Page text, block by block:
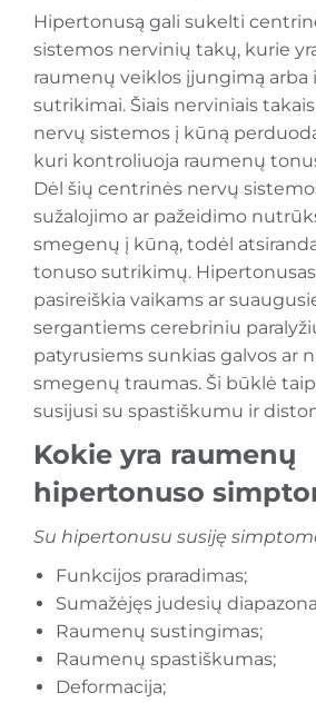
Hipertonusą gali sukelti
sistemos nervinių takų, kurie
raumenų veiklos įjungimą arba
sutrikimai. Šiais nerviniais
nervų sistemos į kūną
kuri kontroliuoja raumenų
Dėl šių centrinės nervų
sužalojimo ar pažeidimo
smegenų į kūną, todėl
tonuso sutrikimų.
pasireiškia vaikams ar
sergantiems cerebriniu
patyrusiems sunkias galvos ar
smegenų traumas. Ši būklė
susijusi su spastiškumu ir
Kokie yra raumenų
hipertonuso
Su hipertonusu susiję
Funkcijos praradimas;
Sumažėjęs judesių
Raumenų sustingimas;
Raumenų spastiškumas;
Deformacija;